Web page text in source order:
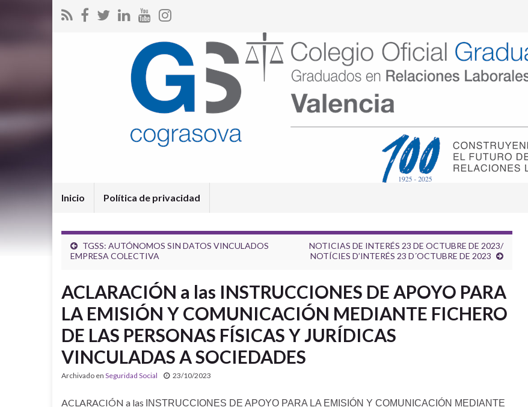
Inicio Política de privacidad
TGSS: AUTÓNOMOS SIN DATOS VINCULADOS
EMPRESA COLECTIVA
NOTICIAS DE INTERÉS 23 DE OCTUBRE DE 2023/
NOTÍCIES D’INTERÉS 23 D´OCTUBRE DE 2023
ACLARACIÓN a las INSTRUCCIONES DE APOYO PARA
LA EMISIÓN Y COMUNICACIÓN MEDIANTE FICHERO
DE LAS PERSONAS FÍSICAS Y JURÍDICAS
VINCULADAS A SOCIEDADES
Archivado en Seguridad Social 23/10/2023
ACLARACIÓN a las INSTRUCCIONES DE APOYO PARA LA EMISIÓN Y COMUNICACIÓN MEDIANTE